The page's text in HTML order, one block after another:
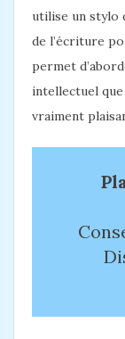
utilise un stylo
de l’écriture
permet
intellectuel que
vraiment